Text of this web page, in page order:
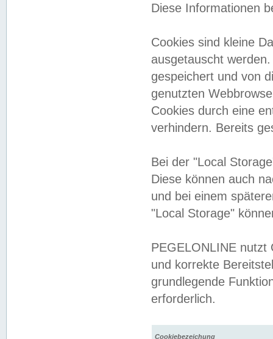
Diese Informationen
Cookies sind kleine
ausgetauscht
gespeichert und von
genutzten
Cookies durch eine
verhindern. Bereits
Bei der "Local
Diese können auch
und bei einem
"Local Storage"
PEGELONLINE nutzt
und korrekte
grundlegende
erforderlich.
Cookiebezeichung